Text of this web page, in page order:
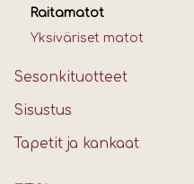
Raitamatot
Yksiväriset matot
Sesonkituotteet
Sisustus
Tapetit ja kankaat